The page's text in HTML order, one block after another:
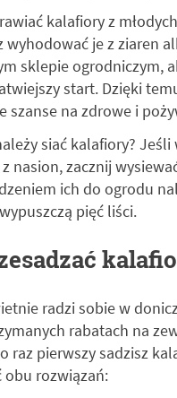
kalafiory z
wyhodować je z ziaren
sklepie ogrodniczym,
start. Dzięki
szanse na zdrowe i
siać kalafiory?
nasion, zacznij
ich do ogrodu
pięć liści.
radzi sobie w
rabatach na
raz pierwszy sadzisz
rozwiązań: